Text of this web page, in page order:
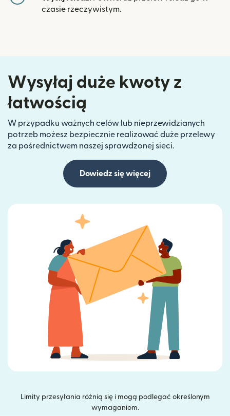
czasie rzeczywistym.
Wysyłaj duże kwoty z
łatwością
W przypadku ważnych celów lub nieprzewidzianych
potrzeb możesz bezpiecznie realizować duże przelewy
za pośrednictwem naszej sprawdzonej sieci.
Dowiedz się więcej
Limity przesyłania różnią się i mogą podlegać określonym
wymaganiom.